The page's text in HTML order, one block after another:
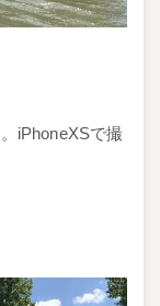
iPhoneXSで撮